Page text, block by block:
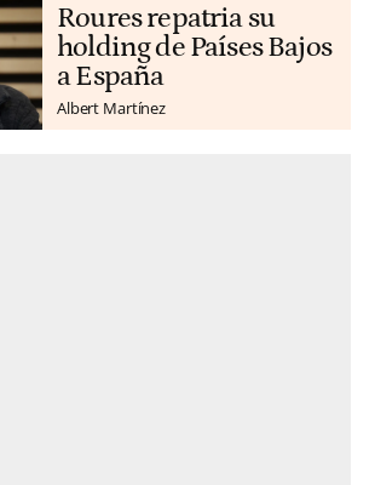
Roures repatria su
holding de Países Bajos
a España
Albert Martínez